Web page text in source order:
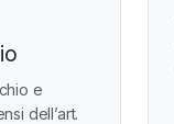
e
dell’art.